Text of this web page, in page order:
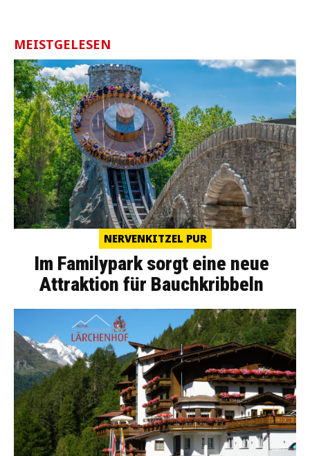
MEISTGELESEN
NERVENKITZEL PUR
Im Familypark sorgt eine neue
Attraktion für Bauchkribbeln